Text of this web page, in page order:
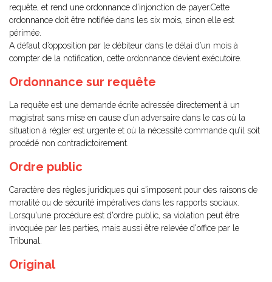
requête, et rend une ordonnance d’injonction de payer.Cette
ordonnance doit être notifiée dans les six mois, sinon elle est
périmée.
A défaut d’opposition par le débiteur dans le délai d’un mois à
compter de la notification, cette ordonnance devient exécutoire.
Ordonnance sur requête
La requête est une demande écrite adressée directement à un
magistrat sans mise en cause d’un adversaire dans le cas où la
situation à régler est urgente et où la nécessité commande qu’il soit
procédé non contradictoirement.
Ordre public
Caractère des règles juridiques qui s'imposent pour des raisons de
moralité ou de sécurité impératives dans les rapports sociaux.
Lorsqu'une procédure est d'ordre public, sa violation peut être
invoquée par les parties, mais aussi être relevée d'office par le
Tribunal.
Original